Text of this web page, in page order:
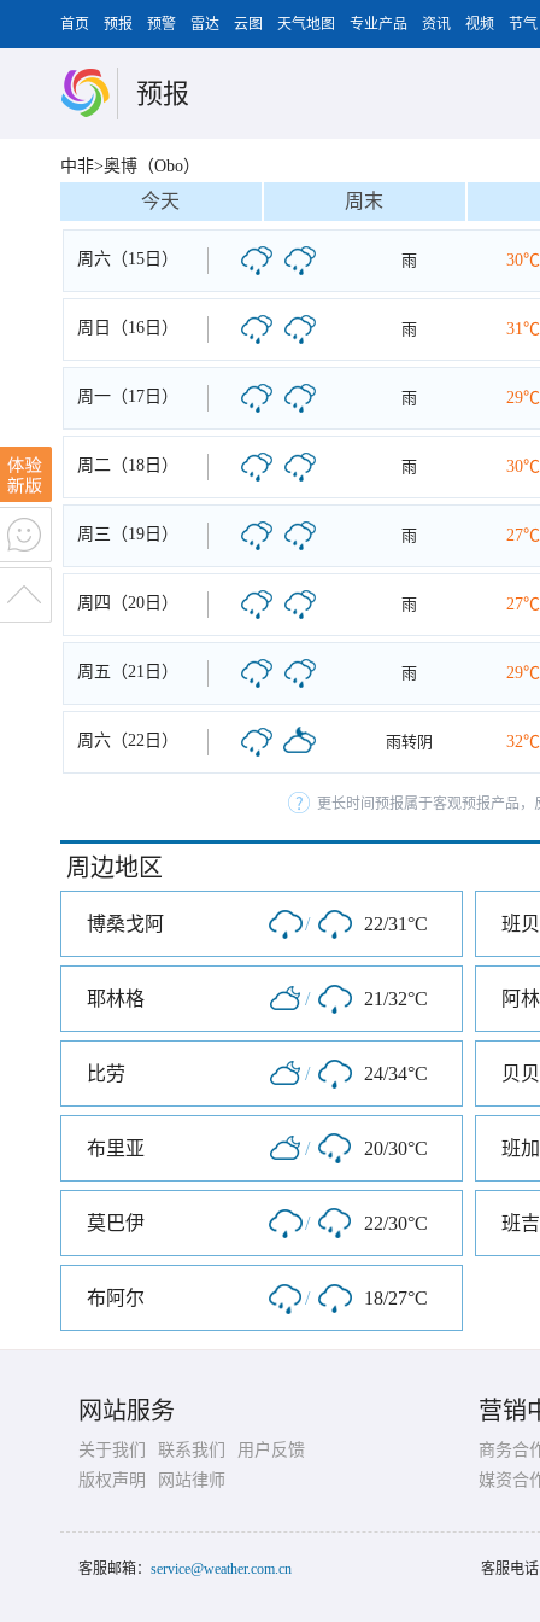
首页 预报 预警 雷达 云图 天气地图 专业产品 资讯 视频 节气
预报
中非>奥博（Obo）
今天 周末
周六（15日） 雨 30℃
周日（16日） 雨 31℃
周一（17日） 雨 29℃
周二（18日） 雨 30℃
周三（19日） 雨 27℃
周四（20日） 雨 27℃
周五（21日） 雨 29℃
周六（22日） 雨转阴 32℃
更长时间预报属于客观预报产品
周边地区
博桑戈阿 / 22/31°C 班
耶林格 / 21/32°C 阿
比劳 / 24/34°C 贝
布里亚 / 20/30°C 班
莫巴伊 / 22/30°C 班吉
布阿尔 / 18/27°C
网站服务
关于我们 联系我们
用户反馈
版权声明
网站律师
营销
商务合
媒资合
客服邮箱： service@weather.com.cn 客服电